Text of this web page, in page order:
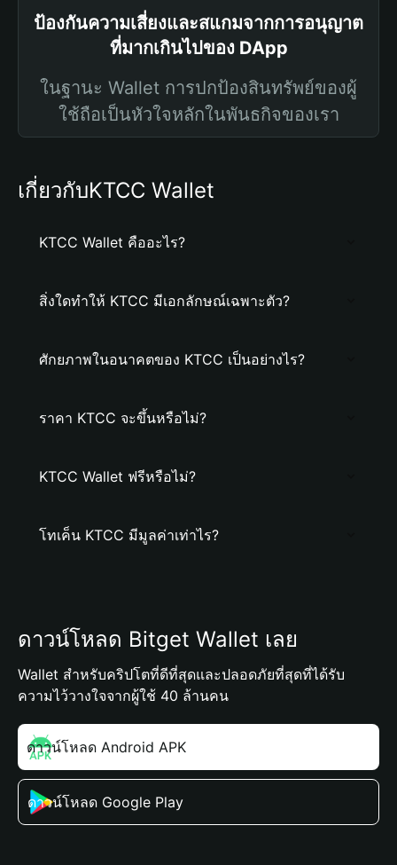
ป้องกันความเสี่ยงและสแกมจากการอนุญาต
ที่มากเกินไปของ DApp
ในฐานะ Wallet การปกป้องสินทรัพย์ของผู้
ใช้ถือเป็นหัวใจหลักในพันธกิจของเรา
เกี่ยวกับKTCC Wallet
KTCC Wallet คืออะไร?
สิ่งใดทำให้ KTCC มีเอกลักษณ์เฉพาะตัว?
ศักยภาพในอนาคตของ KTCC เป็นอย่างไร?
ราคา KTCC จะขึ้นหรือไม่?
KTCC Wallet ฟรีหรือไม่?
โทเค็น KTCC มีมูลค่าเท่าไร?
ดาวน์โหลด Bitget Wallet เลย
Wallet สำหรับคริปโตที่ดีที่สุดและปลอดภัยที่สุดที่ได้รับ
ความไว้วางใจจากผู้ใช้ 40 ล้านคน
ดาวน์โหลด Android APK
ดาวน์โหลด Google Play